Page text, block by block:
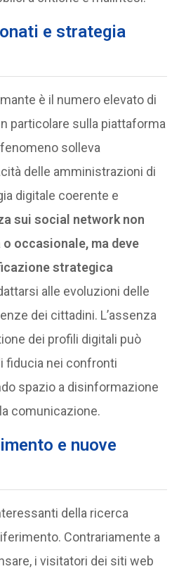
e strategia
è il numero elevato di
particolare sulla piattaforma
solleva
delle amministrazioni di
digitale coerente e
sui social network non
occasionale, ma deve
strategica
alle evoluzioni delle
dei cittadini. L’assenza
dei profili digitali può
fiducia nei confronti
spazio a disinformazione
comunicazione.
e nuove
della ricerca
Contrariamente a
i visitatori dei siti web